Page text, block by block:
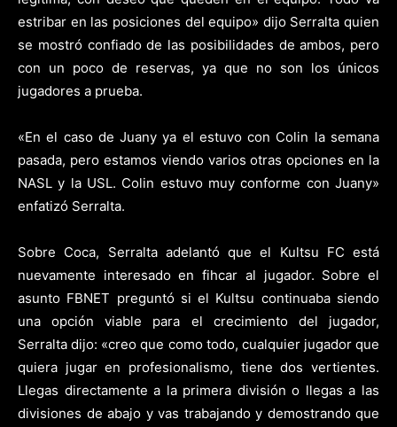
estribar en las posiciones del equipo» dijo Serralta quien
se mostró confiado de las posibilidades de ambos, pero
con un poco de reservas, ya que no son los únicos
jugadores a prueba.
«En el caso de Juany ya el estuvo con Colin la semana
pasada, pero estamos viendo varios otras opciones en la
NASL y la USL. Colin estuvo muy conforme con Juany»
enfatizó Serralta.
Sobre Coca, Serralta adelantó que el Kultsu FC está
nuevamente interesado en fihcar al jugador. Sobre el
asunto FBNET preguntó si el Kultsu continuaba siendo
una opción viable para el crecimiento del jugador,
Serralta dijo: «creo que como todo, cualquier jugador que
quiera jugar en profesionalismo, tiene dos vertientes.
Llegas directamente a la primera división o llegas a las
divisiones de abajo y vas trabajando y demostrando que